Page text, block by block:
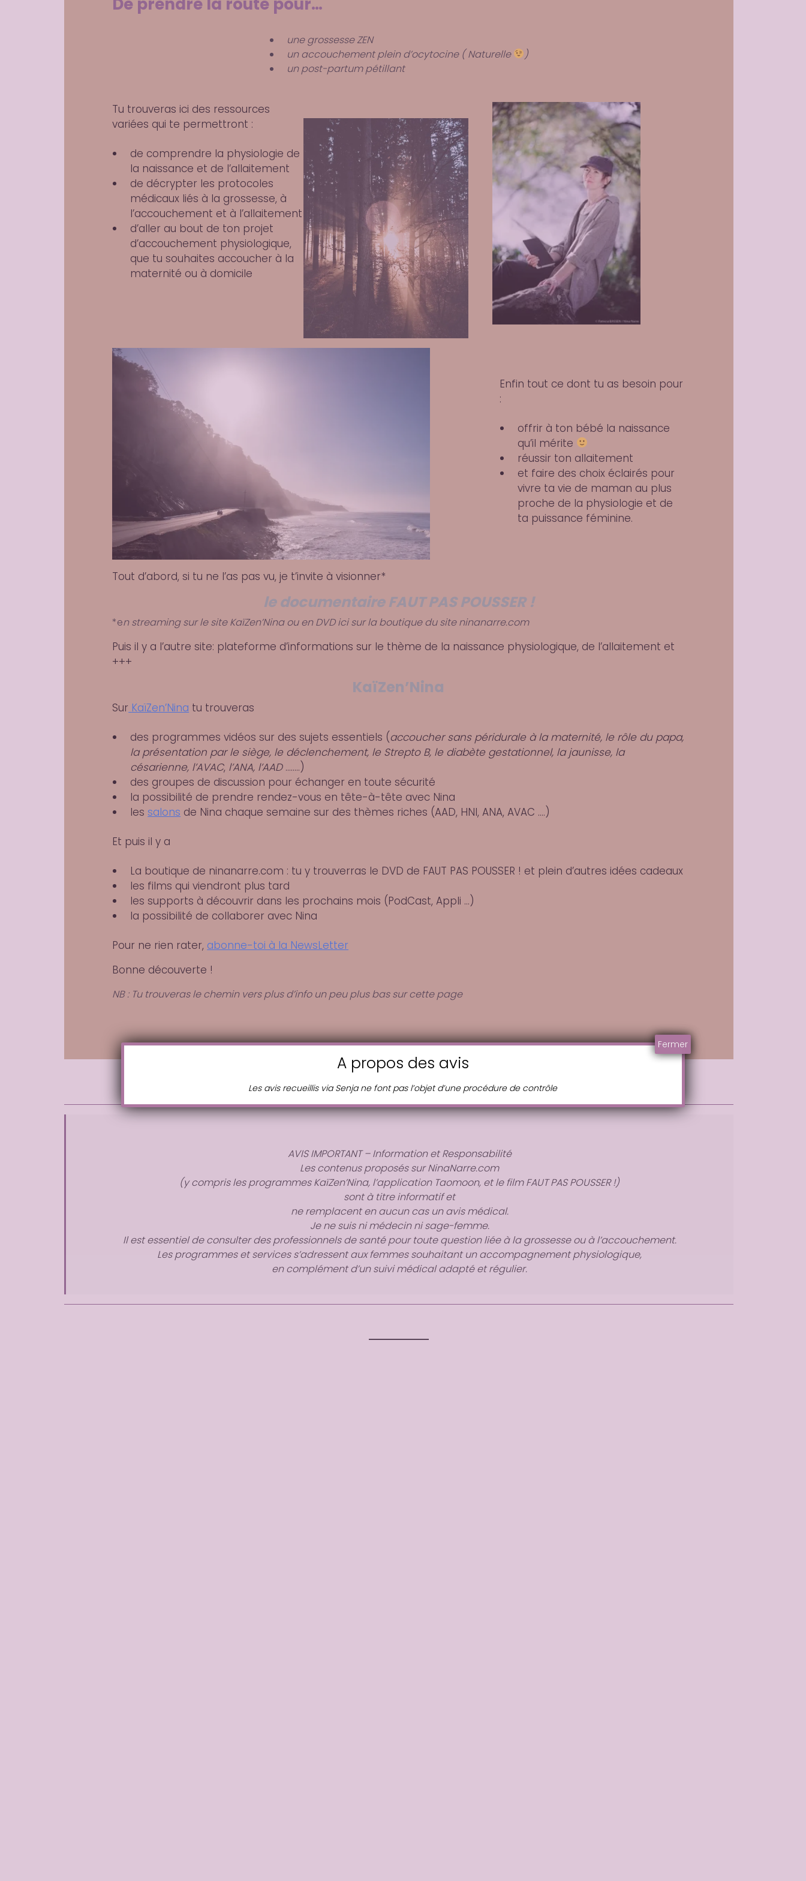
une grossesse ZEN
un accouchement plein d’ocytocine ( Naturelle
)
un post-partum pétillant
Tu trouveras ici des ressources
variées qui te permettront :
de comprendre la physiologie de
la naissance et de l’allaitement
de décrypter les protocoles
médicaux liés à la grossesse, à
l’accouchement et à l’allaitement
d’aller au bout de ton projet
d’accouchement physiologique,
que tu souhaites accoucher à la
maternité ou à domicile
Enfin tout ce dont tu as besoin pour
:
offrir à ton bébé la naissance
qu’il mérite
réussir ton allaitement
et faire des choix éclairés pour
vivre ta vie de maman au plus
proche de la physiologie et de
ta puissance féminine.
Tout d’abord, si tu ne l’as pas vu, je t’invite à visionner*
le documentaireFAUT PAS POUSSER !
*en streaming sur le site KaïZen’Nina ou en DVD ici sur la boutique du site ninanarre.com
Puis il y a l’autre site: plateforme d’informations sur le thème de la naissance physiologique, de l’allaitement et
+++
KaïZen’Nina
Sur KaïZen’Nina tu trouveras
des programmesvidéos sur des sujets essentiels (accoucher sans péridurale à la maternité, le rôle du papa,
la présentation par le siège, le déclenchement, le Strepto B, le diabète gestationnel, la jaunisse, la
césarienne, l’AVAC, l’ANA, l’AAD……..)
des groupes de discussion pour échanger en toute sécurité
la possibilité de prendre rendez-vous en tête-à-tête avec Nina
lessalons de Nina chaque semaine sur des thèmes riches (AAD, HNI, ANA, AVAC ….)
Et puis il y a
La boutique de ninanarre.com : tu y trouverras le DVD de FAUT PAS POUSSER ! et plein d’autres idées cadeaux
les films qui viendront plus tard
les supports à découvrir dans les prochains mois (PodCast, Appli …)
la possibilité de collaborer avec Nina
Pour ne rien rater, abonne-toi à la NewsLetter
Bonne découverte !
NB : Tu trouveras le chemin vers plus d’info un peu plus bas sur cette page
AVIS IMPORTANT – Information et Responsabilité
Les contenus proposés surNinaNarre.com
(y compris les programmesKaïZen’Nina, l’application Taomoon, et le filmFAUT PAS POUSSER !)
sont à titreinformatifet
ne remplacent en aucun cas un avis médical.
Je ne suisni médecin ni sage-femme.
Il est essentiel de consulter des professionnels de santé pour toute question liée à la grossesse ou à l’accouchement.
Les programmes et services s’adressent aux femmes souhaitant un accompagnement physiologique,
en complément d’un suivi médical adapté et régulier.
A propos des avis
Les avis recueillis via Senja ne font pas l’objet d’une procédure de contrôle
Fermer